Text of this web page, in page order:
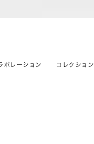
ボレーション コレクション